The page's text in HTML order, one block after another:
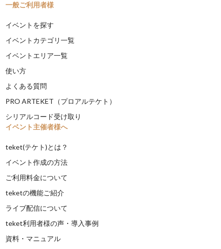
一般ご利用者様
イベントを探す
イベントカテゴリ一覧
イベントエリア一覧
使い方
よくある質問
PRO ARTEKET（プロアルテケト）
シリアルコード受け取り
イベント主催者様へ
teket(テケト)とは？
イベント作成の方法
ご利用料金について
teketの機能ご紹介
ライブ配信について
teket利用者様の声・導入事例
資料・マニュアル